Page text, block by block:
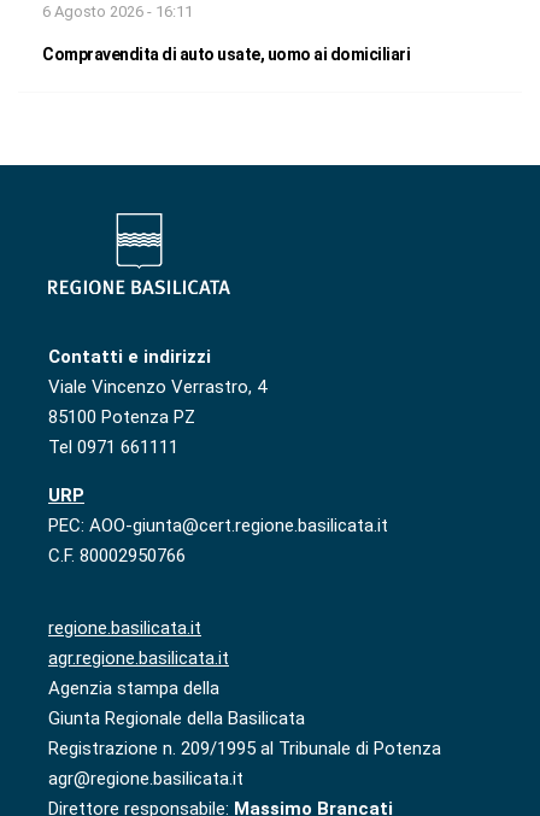
6 Agosto 2026 - 16:11
Compravendita di auto usate, uomo ai domiciliari
Contatti e indirizzi
Viale Vincenzo Verrastro, 4
85100 Potenza PZ
Tel 0971 661111
URP
PEC: AOO-giunta@cert.regione.basilicata.it
C.F. 80002950766
regione.basilicata.it
agr.regione.basilicata.it
Agenzia stampa della
Giunta Regionale della Basilicata
Registrazione n. 209/1995 al Tribunale di Potenza
agr@regione.basilicata.it
Direttore responsabile: Massimo Brancati